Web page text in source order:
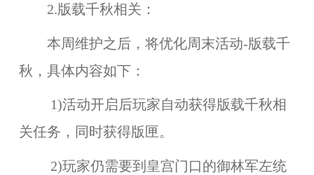
2.版载千秋相关：
本周维护之后，将优化周末活动-版载千
秋 ，具体内容如下：
1)活动开启后玩家自动获得版载千秋相
关任务，同时获得版匣。
2)玩家仍需要到皇宫门口的御林军左统